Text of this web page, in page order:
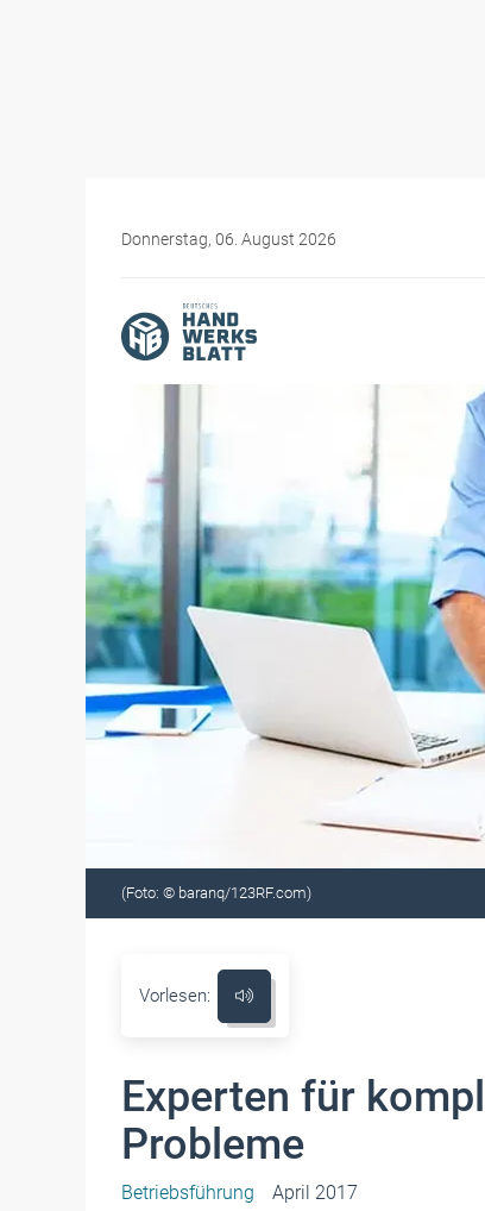
Donnerstag, 06. August 2026
(Foto: © baranq/123RF.com)
Vorlesen:
Experten für
Probleme
Betriebsführung April 2017